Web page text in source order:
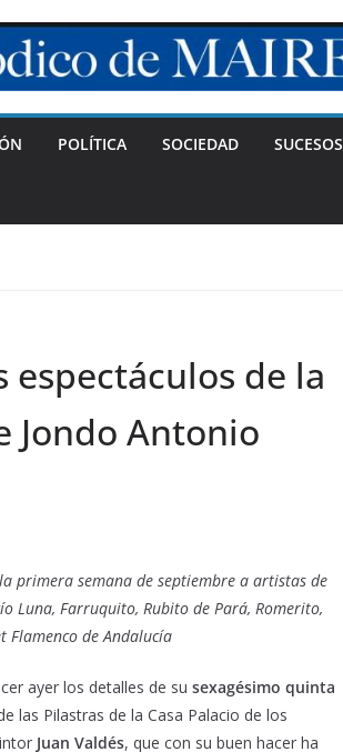
POLÍTICA SOCIEDAD SUCESOS
espectáculos de la
Jondo Antonio
primera semana de septiembre a artistas de
Luna, Farruquito, Rubito de Pará, Romerito,
Flamenco de Andalucía
ayer los detalles de su sexagésimo quinta
las Pilastras de la Casa Palacio de los
Juan Valdés, que con su buen hacer ha